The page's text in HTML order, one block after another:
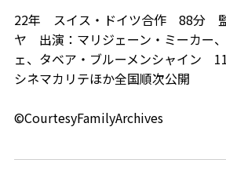
22年 スイス・ドイツ合作 88分 監
ヤ 出演：マリジェーン・ミーカー
ェ、タベア・ブルーメンシャイン
シネマカリテほか全国順次公開
©CourtesyFamilyArchives